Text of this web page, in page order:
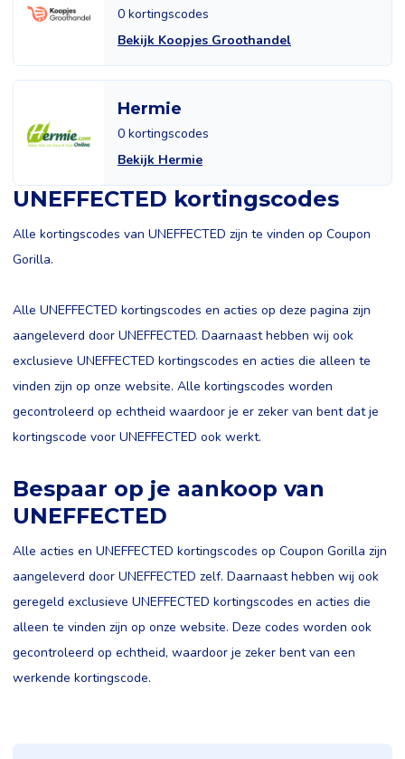
0 kortingscodes
Bekijk Koopjes Groothandel
Hermie
0 kortingscodes
Bekijk Hermie
UNEFFECTED kortingscodes
Alle kortingscodes van UNEFFECTED zijn te vinden op Coupon
Gorilla.
Alle UNEFFECTED kortingscodes en acties op deze pagina zijn
aangeleverd door UNEFFECTED. Daarnaast hebben wij ook
exclusieve UNEFFECTED kortingscodes en acties die alleen te
vinden zijn op onze website. Alle kortingscodes worden
gecontroleerd op echtheid waardoor je er zeker van bent dat je
kortingscode voor UNEFFECTED ook werkt.
Bespaar op je aankoop van
UNEFFECTED
Alle acties en UNEFFECTED kortingscodes op Coupon Gorilla zijn
aangeleverd door UNEFFECTED zelf. Daarnaast hebben wij ook
geregeld exclusieve UNEFFECTED kortingscodes en acties die
alleen te vinden zijn op onze website. Deze codes worden ook
gecontroleerd op echtheid, waardoor je zeker bent van een
werkende kortingscode.